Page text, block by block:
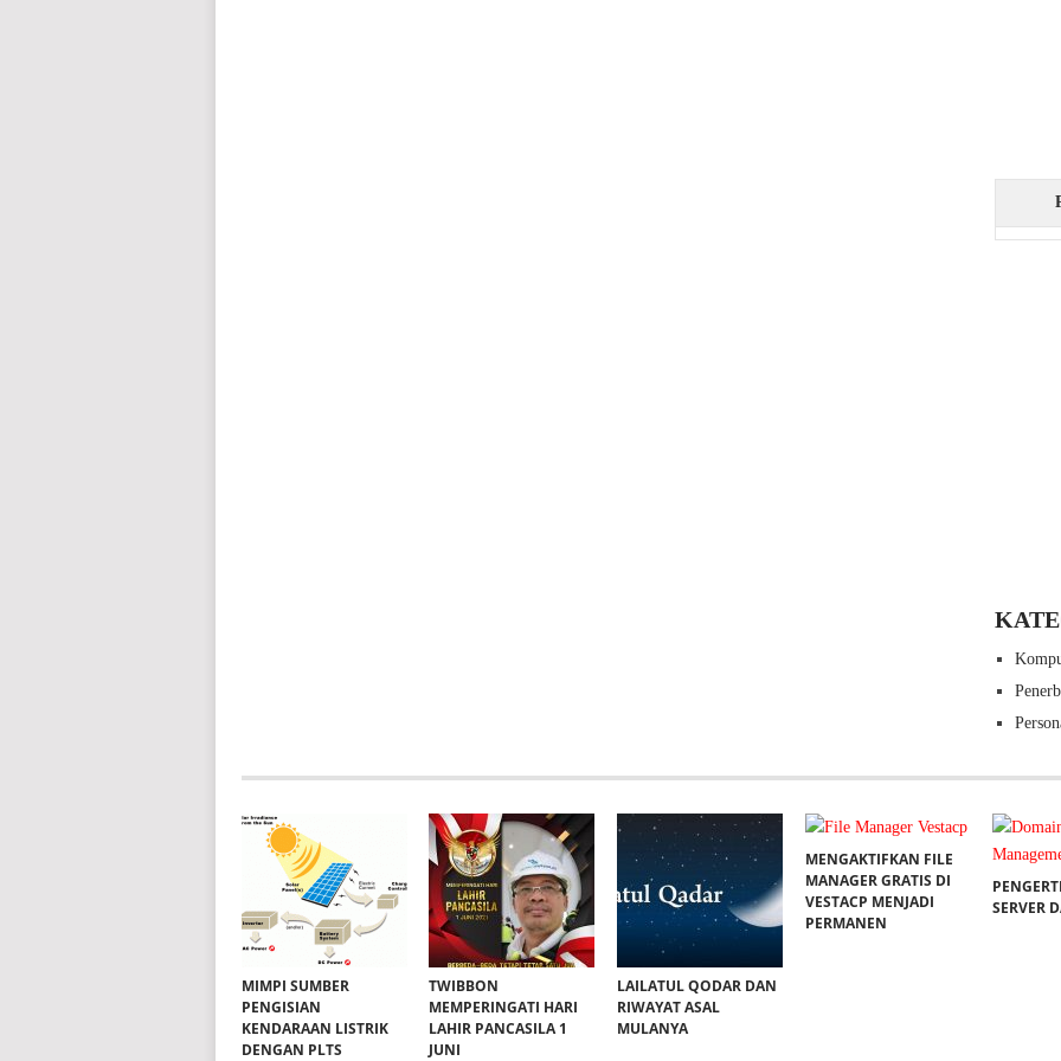
MIMPI SUMBER
PENGISIAN
KENDARAAN LISTRIK
DENGAN PLTS
TWIBBON
MEMPERINGATI HARI
LAHIR PANCASILA 1
JUNI
LAILATUL QODAR DAN
RIWAYAT ASAL
MULANYA
MENGAKTIFKAN FILE
MANAGER GRATIS DI
VESTACP MENJADI
PERMANEN
SERVER